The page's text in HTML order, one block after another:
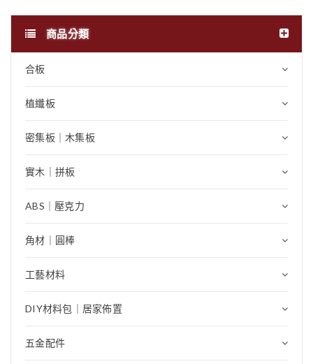
商品分類
合板
植纖板
密集板｜木集板
實木｜拼板
ABS｜壓克力
角材｜圓棒
工藝材料
DIY材料包｜居家佈置
五金配件